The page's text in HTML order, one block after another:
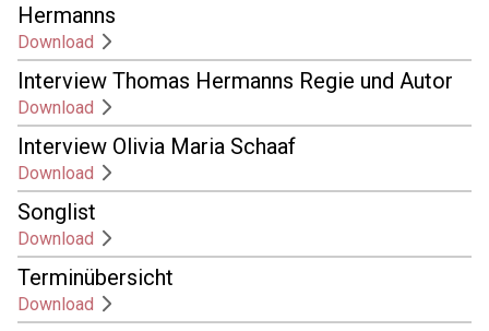
Hermanns
Download
Interview Thomas Hermanns Regie und Autor
Download
Interview Olivia Maria Schaaf
Download
Songlist
Download
Terminübersicht
Download